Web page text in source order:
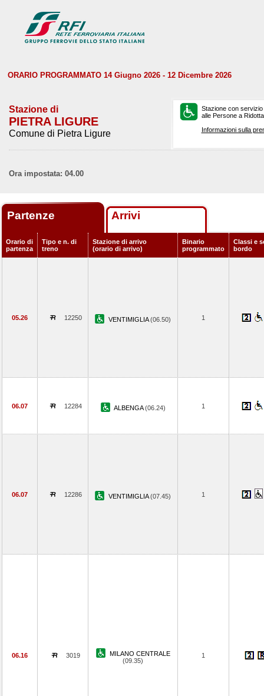
ORARIO PROGRAMMATO 14 Giugno 2026 - 12 Dicembre 2026
Stazione di
PIETRA LIGURE
Comune di Pietra Ligure
Stazione con
alle Persone a
Informazioni sulla
Ora impostata: 04.00
Partenze Arrivi
Orario di
partenza
Tipo e n. di
treno
Stazione di arrivo
(orario di arrivo)
Binario
programmato
Classi e
bordo
05.26 12250 VENTIMIGLIA(06.50) 1
06.07 12284 ALBENGA(06.24) 1
06.07 12286 VENTIMIGLIA(07.45) 1
06.16 3019
MILANO CENTRALE
(09.35)
1